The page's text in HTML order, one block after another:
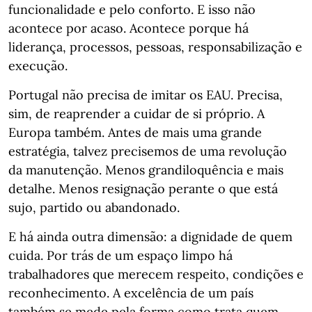
funcionalidade e pelo conforto. E isso não
acontece por acaso. Acontece porque há
liderança, processos, pessoas, responsabilização e
execução.
Portugal não precisa de imitar os EAU. Precisa,
sim, de reaprender a cuidar de si próprio. A
Europa também. Antes de mais uma grande
estratégia, talvez precisemos de uma revolução
da manutenção. Menos grandiloquência e mais
detalhe. Menos resignação perante o que está
sujo, partido ou abandonado.
E há ainda outra dimensão: a dignidade de quem
cuida. Por trás de um espaço limpo há
trabalhadores que merecem respeito, condições e
reconhecimento. A excelência de um país